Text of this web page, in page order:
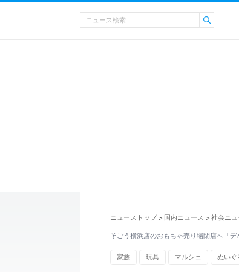
ニューストップ > 国内ニュース > 社会ニュ
そごう横浜店のおもちゃ売り場閉店へ「
家族 玩具 マルシェ ぬいぐ